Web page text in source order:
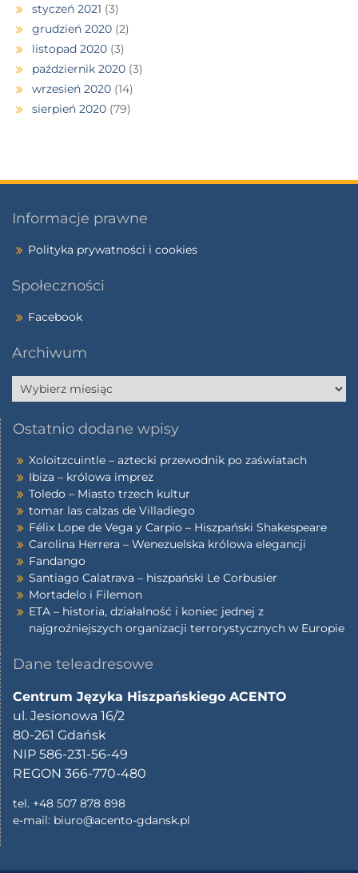
styczeń 2021 (3)
grudzień 2020 (2)
listopad 2020 (3)
październik 2020 (3)
wrzesień 2020 (14)
sierpień 2020 (79)
Informacje prawne
Polityka prywatności i cookies
Społeczności
Facebook
Archiwum
Ostatnio dodane wpisy
Xoloitzcuintle – aztecki przewodnik po zaświatach
Ibiza – królowa imprez
Toledo – Miasto trzech kultur
tomar las calzas de Villadiego
Félix Lope de Vega y Carpio – Hiszpański Shakespeare
Carolina Herrera – Wenezuelska królowa elegancji
Fandango
Santiago Calatrava – hiszpański Le Corbusier
Mortadelo i Filemon
ETA – historia, działalność i koniec jednej z
najgroźniejszych organizacji terrorystycznych w Europie
Dane teleadresowe
Centrum Języka Hiszpańskiego ACENTO
ul. Jesionowa 16/2
80-261 Gdańsk
NIP 586-231-56-49
REGON 366-770-480
tel. +48 507 878 898
e-mail: biuro@acento-gdansk.pl